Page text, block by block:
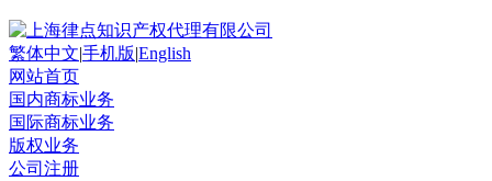
繁体中文|手机版|English
网站首页
国内商标业务
国际商标业务
版权业务
公司注册